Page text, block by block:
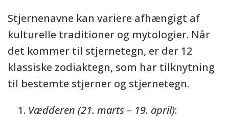
Stjernenavne kan variere afhængigt af
kulturelle traditioner og mytologier. Når
det kommer til stjernetegn, er der 12
klassiske zodiaktegn, som har tilknytning
til bestemte stjerner og stjernetegn.
Vædderen (21. marts – 19. april):